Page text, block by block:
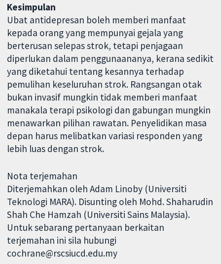
Kesimpulan
Ubat antidepresan boleh memberi manfaat
kepada orang yang mempunyai gejala yang
berterusan selepas strok, tetapi penjagaan
diperlukan dalam penggunaananya, kerana sedikit
yang diketahui tentang kesannya terhadap
pemulihan keseluruhan strok. Rangsangan otak
bukan invasif mungkin tidak memberi manfaat
manakala terapi psikologi dan gabungan mungkin
menawarkan pilihan rawatan. Penyelidikan masa
depan harus melibatkan variasi responden yang
lebih luas dengan strok.
Nota terjemahan
Diterjemahkan oleh Adam Linoby (Universiti
Teknologi MARA). Disunting oleh Mohd. Shaharudin
Shah Che Hamzah (Universiti Sains Malaysia).
Untuk sebarang pertanyaan berkaitan
terjemahan ini sila hubungi
cochrane@rscsiucd.edu.my